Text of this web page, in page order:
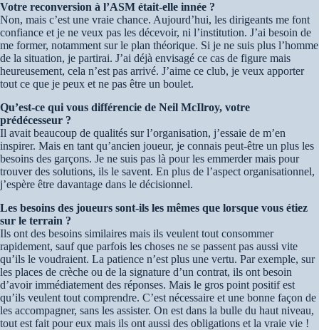
Votre reconversion à l’ASM était-elle innée ?
Non, mais c’est une vraie chance. Aujourd’hui, les dirigeants me font
confiance et je ne veux pas les décevoir, ni l’institution. J’ai besoin de
me former, notamment sur le plan théorique. Si je ne suis plus l’homme
de la situation, je partirai. J’ai déjà envisagé ce cas de figure mais
heureusement, cela n’est pas arrivé. J’aime ce club, je veux apporter
tout ce que je peux et ne pas être un boulet.
Qu’est-ce qui vous différencie de Neil McIlroy, votre
prédécesseur ?
Il avait beaucoup de qualités sur l’organisation, j’essaie de m’en
inspirer. Mais en tant qu’ancien joueur, je connais peut-être un plus les
besoins des garçons. Je ne suis pas là pour les emmerder mais pour
trouver des solutions, ils le savent. En plus de l’aspect organisationnel,
j’espère être davantage dans le décisionnel.
Les besoins des joueurs sont-ils les mêmes que lorsque vous étiez
sur le terrain ?
Ils ont des besoins similaires mais ils veulent tout consommer
rapidement, sauf que parfois les choses ne se passent pas aussi vite
qu’ils le voudraient. La patience n’est plus une vertu. Par exemple, sur
les places de crèche ou de la signature d’un contrat, ils ont besoin
d’avoir immédiatement des réponses. Mais le gros point positif est
qu’ils veulent tout comprendre. C’est nécessaire et une bonne façon de
les accompagner, sans les assister. On est dans la bulle du haut niveau,
tout est fait pour eux mais ils ont aussi des obligations et la vraie vie !